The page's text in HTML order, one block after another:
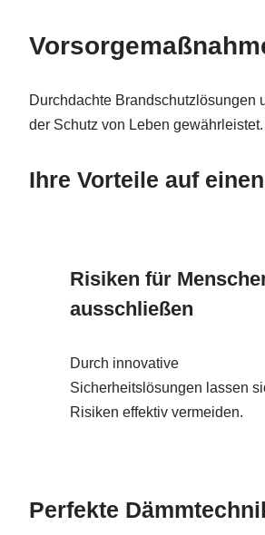
Durchdachte Brandschutzlösungen
der Schutz von Leben
Ihre Vorteile auf
Risiken für
ausschließen
Durch innovative
Sicherheitslösungen lassen
Risiken effektiv vermeiden.
Perfekte